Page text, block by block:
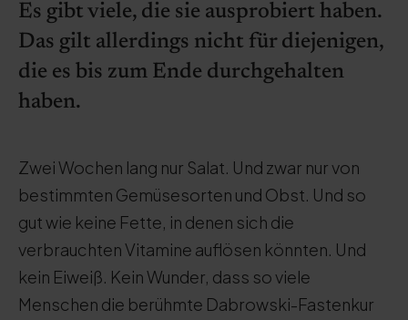
Es gibt viele, die sie ausprobiert haben.
Das gilt allerdings nicht für diejenigen,
die es bis zum Ende durchgehalten
haben.
Zwei Wochen lang nur Salat. Und zwar nur von
bestimmten Gemüsesorten und Obst. Und so
gut wie keine Fette, in denen sich die
verbrauchten Vitamine auflösen könnten. Und
kein Eiweiß. Kein Wunder, dass so viele
Menschen die berühmte Dabrowski-Fastenkur